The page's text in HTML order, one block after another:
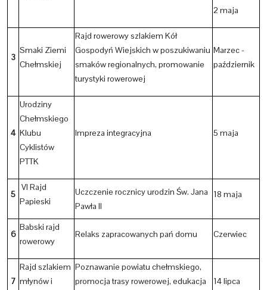
2 maja
3
Smaki Ziemi
Chełmskiej
Rajd rowerowy szlakiem Kół
Gospodyń Wiejskich w poszukiwaniu
smaków regionalnych, promowanie
turystyki rowerowej
Marzec -
październik
4
Urodziny
Chełmskiego
Klubu
Cyklistów
PTTK
Impreza integracyjna 5 maja
5
VI Rajd
Papieski
Uczczenie rocznicy urodzin Św. Jana
Pawła II
18 maja
6
Babski rajd
rowerowy
Relaks zapracowanych pań domu Czerwiec
7
Rajd szlakiem
młynów i
Poznawanie powiatu chełmskiego,
promocja trasy rowerowej, edukacja
14 lipca